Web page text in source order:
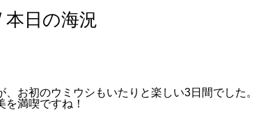
日の海況
お初のウミウシもいたりと楽しい3日間でした
満喫ですね！